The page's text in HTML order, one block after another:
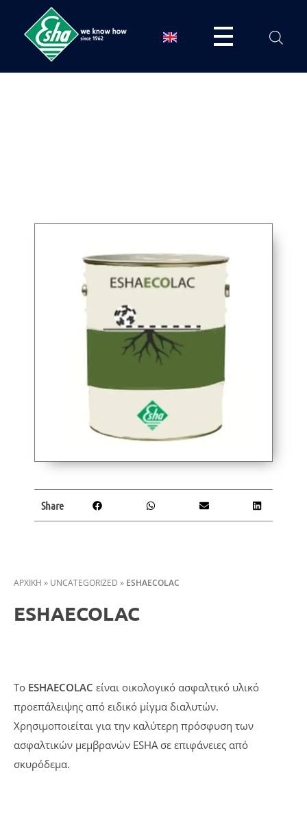
ESHA
ΑΡΧΙΚΗ » UNCATEGORIZED » ESHAECOLAC
ESHAECOLAC
To ESHAECOLAC είναι οικολογικό ασφαλτικό υλικό
προεπάλειψης από ειδικό μίγμα διαλυτών.
Χρησιμοποιείται για την καλύτερη πρόσφυση των
ασφαλτικών μεμβρανών ESHA σε επιφάνειες από
σκυρόδεμα.
Share